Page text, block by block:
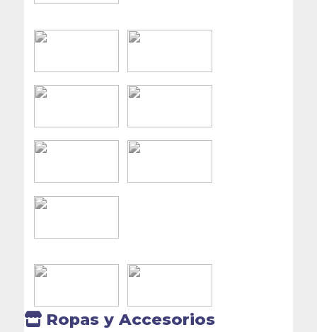
Ropas y Accesorios